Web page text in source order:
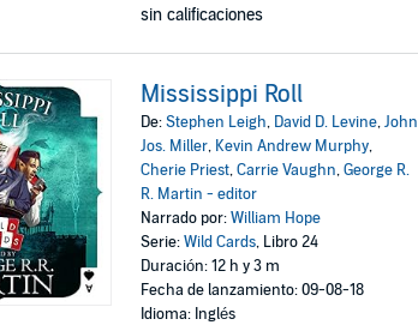
sin calificaciones
Mississippi Roll
De:Stephen Leigh, David D. Levine,John
Jos. Miller, Kevin Andrew Murphy,
Cherie Priest,Carrie Vaughn,George R.
R. Martin - editor
Narrado por:William Hope
Serie:Wild Cards, Libro 24
Duración: 12 h y 3 m
Fecha de lanzamiento: 09-08-18
Idioma: Inglés